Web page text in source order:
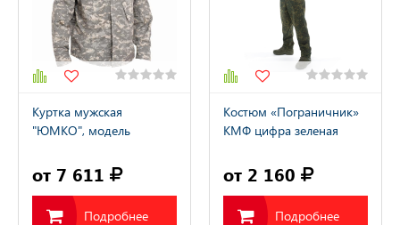
Куртка мужская
"ЮМКО", модель
от 7 611
Подробнее
Костюм «Пограничник»
КМФ цифра зеленая
от 2 160
Подробнее